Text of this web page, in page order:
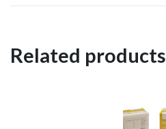
Related products